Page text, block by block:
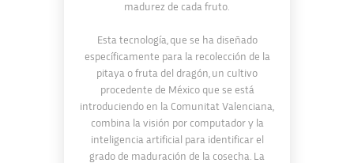
madurez de cada fruto.
Esta tecnología, que se ha diseñado
específicamente para la recolección de la
pitaya o fruta del dragón, un cultivo
procedente de México que se está
introduciendo en la Comunitat Valenciana,
combina la visión por computador y la
inteligencia artificial para identificar el
grado de maduración de la cosecha. La